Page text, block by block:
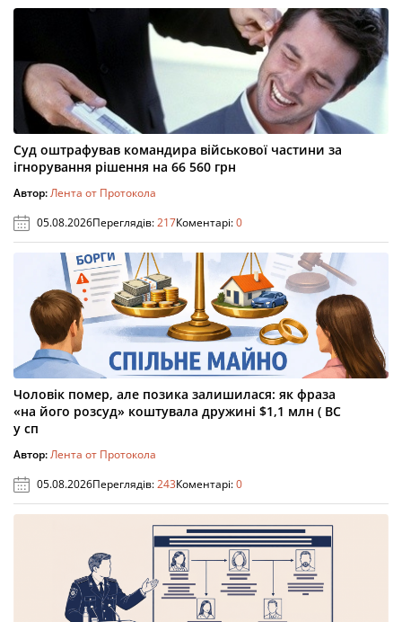
Суд оштрафував командира військової частини за
ігнорування рішення на 66 560 грн
Автор:Лента от Протокола
05.08.2026Переглядів:217Коментарі:0
Чоловік помер, але позика залишилася: як фраза
«на його розсуд» коштувала дружині $1,1 млн ( ВС
у сп
Автор:Лента от Протокола
05.08.2026Переглядів:243Коментарі:0